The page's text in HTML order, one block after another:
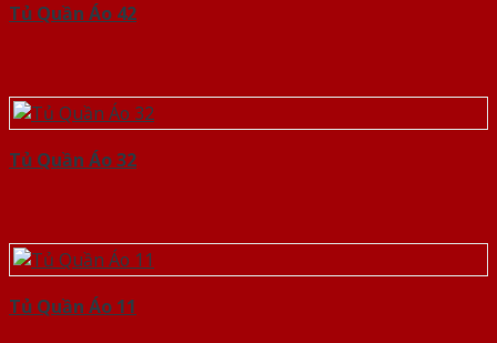
Tủ Quần Áo 42
Tủ Quần Áo 32
Tủ Quần Áo 11